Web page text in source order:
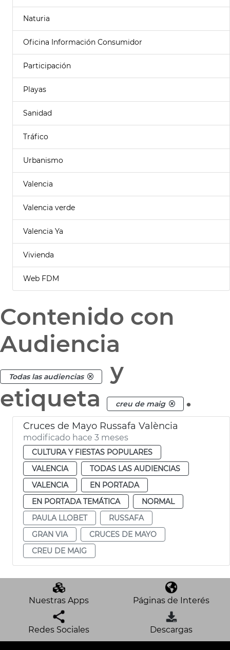
Naturia
Oficina Información Consumidor
Participación
Playas
Sanidad
Tráfico
Urbanismo
Valencia
Valencia verde
Valencia Ya
Vivienda
Web FDM
Contenido con
Audiencia
Todas las audiencias
y
etiqueta
creu de maig .
Cruces de Mayo Russafa València
modificado hace 3 meses
CULTURA Y FIESTAS POPULARES
VALENCIA
TODAS LAS AUDIENCIAS
VALENCIA
EN PORTADA
EN PORTADA TEMÁTICA
NORMAL
PAULA LLOBET
RUSSAFA
GRAN VIA
CRUCES DE MAYO
CREU DE MAIG
Nuestras Apps Páginas de Interés
Redes Sociales Descargas